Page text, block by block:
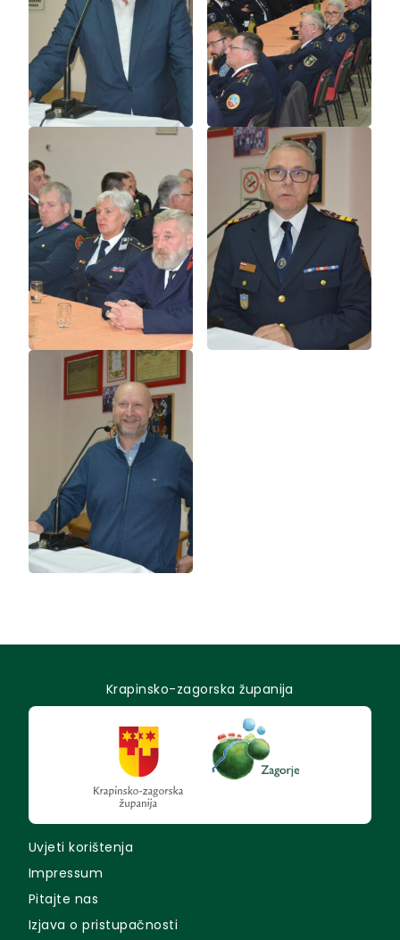
Krapinsko-zagorska županija
Uvjeti korištenja
Impressum
Pitajte nas
Izjava o pristupačnosti